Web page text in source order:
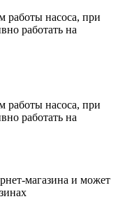
насоса, при
работать на
насоса, при
работать на
магазина и может